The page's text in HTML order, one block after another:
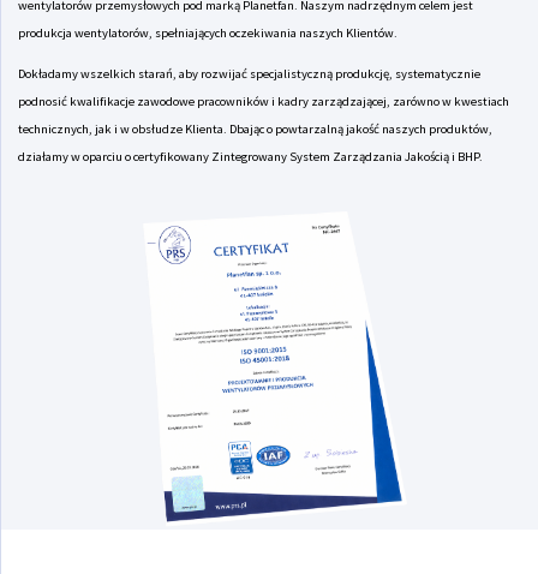
wentylatorów przemysłowych pod marką Planetfan. Naszym nadrzędnym celem jest
produkcja wentylatorów, spełniających oczekiwania naszych Klientów.
Dokładamy wszelkich starań, aby rozwijać specjalistyczną produkcję, systematycznie
podnosić kwalifikacje zawodowe pracowników i kadry zarządzającej, zarówno w kwestiach
technicznych, jak i w obsłudze Klienta. Dbając o powtarzalną jakość naszych produktów,
działamy w oparciu o certyfikowany Zintegrowany System Zarządzania Jakością i BHP.